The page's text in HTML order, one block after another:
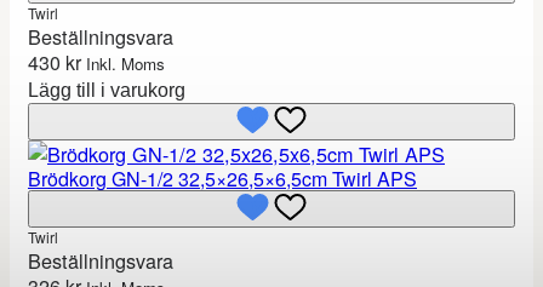
Twirl
Beställningsvara
430 kr Inkl. Moms
Lägg till i varukorg
Brödkorg GN-1/2 32,5×26,5×6,5cm Twirl APS
Twirl
Beställningsvara